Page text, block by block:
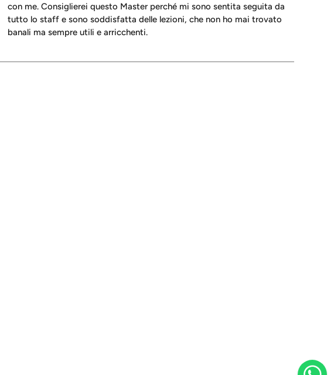
con me. Consiglierei questo Master perché mi sono sentita seguita da
tutto lo staff e sono soddisfatta delle lezioni, che non ho mai trovato
banali ma sempre utili e arricchenti.